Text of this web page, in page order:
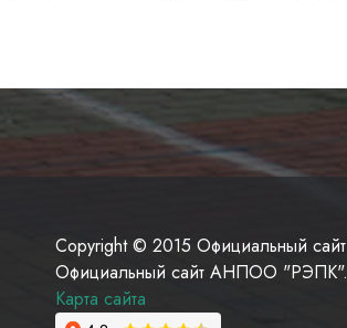
Copyright © 2015 Официальный сайт
Официальный сайт АНПОО "РЭПК".
Карта сайта